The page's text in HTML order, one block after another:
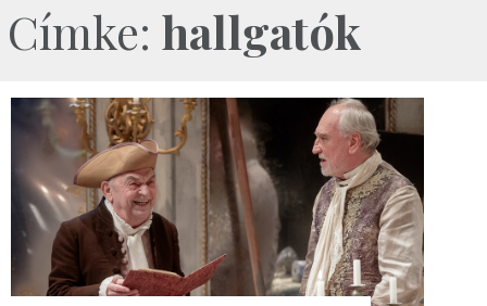
Címke: hallgatók